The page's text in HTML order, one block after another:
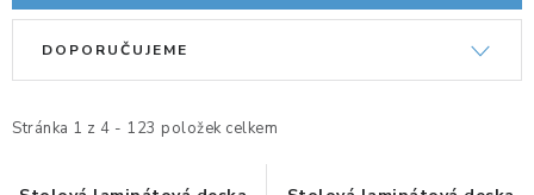
LED STOLNÍ LAMPY
KANCELÁŘSKÉ POTŘEBY
ZÁSUVKOVÉ BOXY
i
Stránka 1 z 4 - 123 položek celkem
e
DOPORUČUJEME